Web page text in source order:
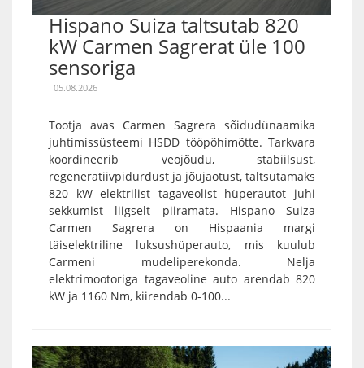
Hispano Suiza taltsutab 820
kW Carmen Sagrerat üle 100
sensoriga
05.08.2026
Tootja avas Carmen Sagrera sõidudünaamika
juhtimissüsteemi HSDD tööpõhimõtte. Tarkvara
koordineerib veojõudu, stabiilsust,
regeneratiivpidurdust ja jõujaotust, taltsutamaks
820 kW elektrilist tagaveolist hüperautot juhi
sekkumist liigselt piiramata. Hispano Suiza
Carmen Sagrera on Hispaania margi
täiselektriline luksushüperauto, mis kuulub
Carmeni mudeliperekonda. Nelja
elektrimootoriga tagaveoline auto arendab 820
kW ja 1160 Nm, kiirendab 0-100...